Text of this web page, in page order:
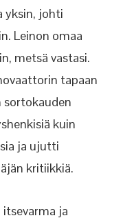
yksin, johti
Leinon omaa
metsä vastasi.
tapaan
sortokauden
kuin
ja ujutti
kritiikkiä.
ja